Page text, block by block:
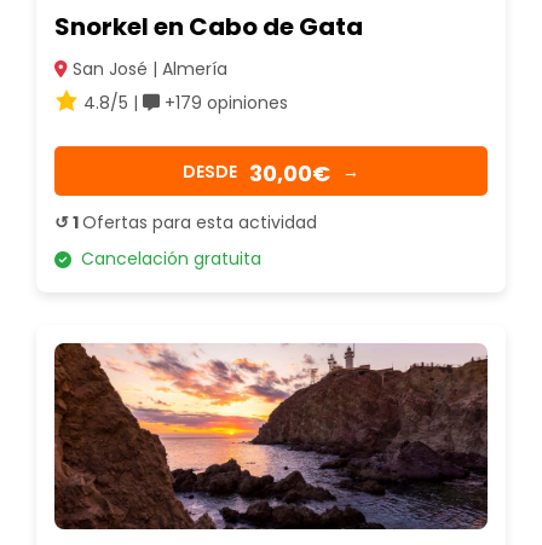
Snorkel en Cabo de Gata
San José | Almería
4.8/5 |
+179 opiniones
DESDE 30,00€ →
↺ 1Ofertas para esta actividad
Cancelación gratuita